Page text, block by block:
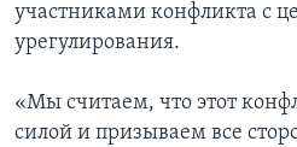
участниками конфликта с
урегулирования.
«Мы считаем, что этот
силой и призываем все